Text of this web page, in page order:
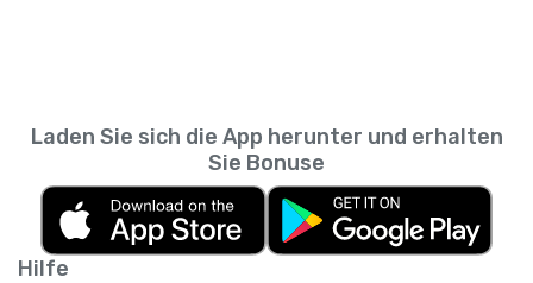
Hilfe
Laden Sie sich die App herunter und erhalten
Sie Bonuse